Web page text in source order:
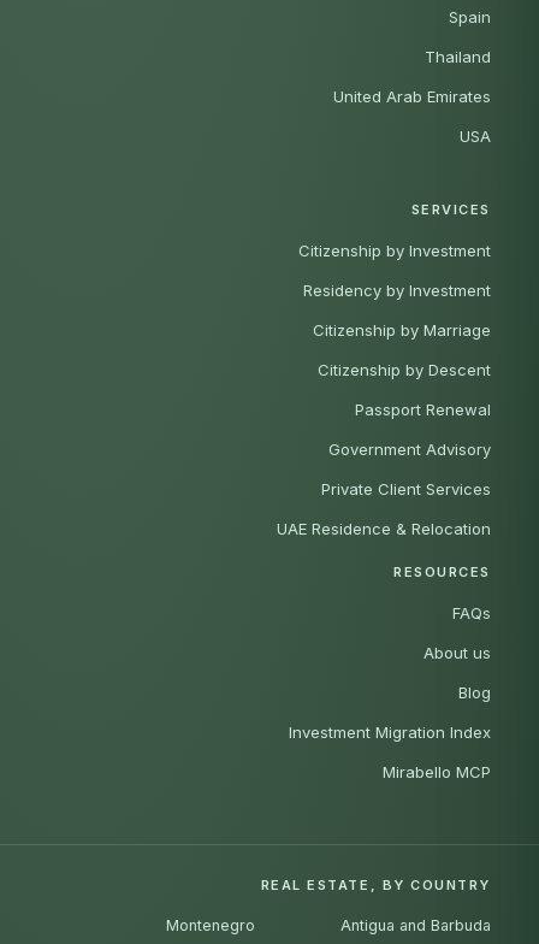
Spain
Thailand
United Arab Emirates
USA
SERVICES
Citizenship by Investment
Residency by Investment
Citizenship by Marriage
Citizenship by Descent
Passport Renewal
Government Advisory
Private Client Services
UAE Residence & Relocation
RESOURCES
FAQs
About us
Blog
Investment Migration Index
Mirabello MCP
REAL ESTATE, BY COUNTRY
Antigua and Barbuda
Montenegro